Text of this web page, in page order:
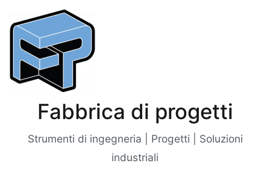
contenuto
Fabbrica di progetti
Strumenti di ingegneria | Progetti | Soluzioni
industriali